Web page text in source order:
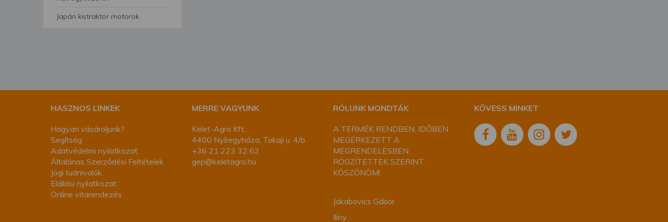
Japán kistraktor motorok
HASZNOS LINKEK
Hogyan vásároljunk?
Segítség
Adatvédelmi nyilatkozat
Általános Szerződési Feltételek
Jogi tudnivalók
Elállási nyilatkozat
Online vitarendezés
MERRE VAGYUNK
Kelet-Agro Kft.
4400 Nyíregyháza, Tokaji u. 4/b
+36 21 223 32 62
gep@keletagro.hu
RÓLUNK MONDTÁK
A TERMÉK RENDBEN, IDŐBEN
MEGÉRKEZETT A
MEGRENDELÉSBEN
RÖGZÍTETTEK SZERINT.
KÖSZÖNÖM!
Jakabovics Gábor
Iliny
KÖVESS MINKET